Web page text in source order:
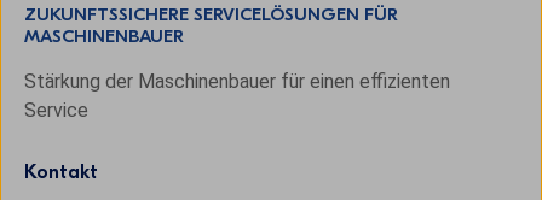
ZUKUNFTSSICHERE SERVICELÖSUNGEN FÜR
MASCHINENBAUER
Stärkung der Maschinenbauer für einen effizienten
Service
Kontakt